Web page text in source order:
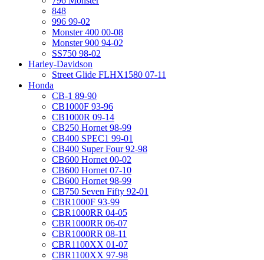
848
996 99-02
Monster 400 00-08
Monster 900 94-02
SS750 98-02
Harley-Davidson
Street Glide FLHX1580 07-11
Honda
CB-1 89-90
CB1000F 93-96
CB1000R 09-14
CB250 Hornet 98-99
CB400 SPEC1 99-01
CB400 Super Four 92-98
CB600 Hornet 00-02
CB600 Hornet 07-10
CB600 Hornet 98-99
CB750 Seven Fifty 92-01
CBR1000F 93-99
CBR1000RR 04-05
CBR1000RR 06-07
CBR1000RR 08-11
CBR1100XX 01-07
CBR1100XX 97-98